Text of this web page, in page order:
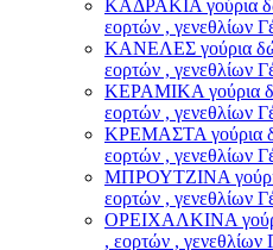
ΚΑΔΡΑΚΙΑ γούρια
εορτών , γενεθλίων
ΚΑΝΕΛΕΣ γούρια
εορτών , γενεθλίων
ΚΕΡΑΜΙΚΑ γούρια
εορτών , γενεθλίων
ΚΡΕΜΑΣΤΑ γούρια
εορτών , γενεθλίων
ΜΠΡΟΥΤΖΙΝΑ
εορτών , γενεθλίων
ΟΡΕΙΧΑΛΚΙΝΑ
, εορτών , γενεθλίων